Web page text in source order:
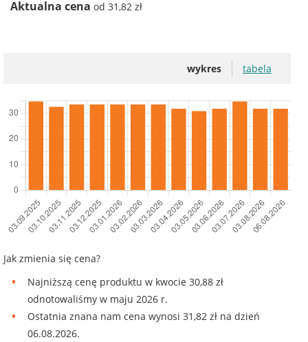
Aktualna cena od 31,82 zł
wykres tabela
Jak zmienia się cena?
Najniższą cenę produktu w kwocie 30,88 zł
odnotowaliśmy w maju 2026 r.
Ostatnia znana nam cena wynosi 31,82 zł na dzień
06.08.2026.